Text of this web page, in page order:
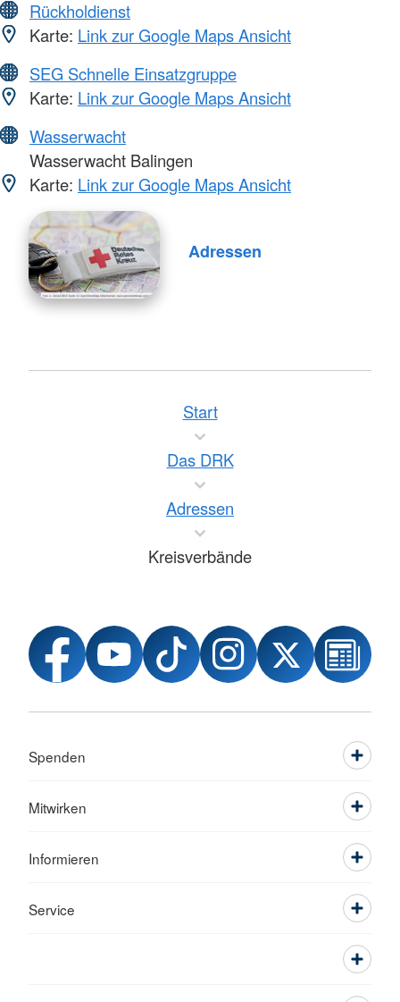
Rückholdienst
Karte: Link zur Google Maps Ansicht
SEG Schnelle Einsatzgruppe
Karte: Link zur Google Maps Ansicht
Wasserwacht
Wasserwacht Balingen
Karte: Link zur Google Maps Ansicht
Adressen
Start
Das DRK
Adressen
Kreisverbände
Spenden
Mitwirken
Informieren
Service